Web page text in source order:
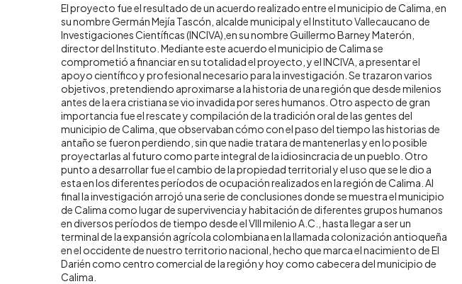
El proyecto fue el resultado de un acuerdo realizado entre el municipio de Calima, en
su nombre Germán Mejía Tascón, alcalde municipal y el Instituto Vallecaucano de
Investigaciones Científicas (INCIVA),en su nombre Guillermo Barney Materón,
director del Instituto. Mediante este acuerdo el municipio de Calima se
comprometió a financiar en su totalidad el proyecto, y el INCIVA, a presentar el
apoyo científico y profesional necesario para la investigación. Se trazaron varios
objetivos, pretendiendo aproximarse a la historia de una región que desde milenios
antes de la era cristiana se vio invadida por seres humanos. Otro aspecto de gran
importancia fue el rescate y compilación de la tradición oral de las gentes del
municipio de Calima, que observaban cómo con el paso del tiempo las historias de
antaño se fueron perdiendo, sin que nadie tratara de mantenerlas y en lo posible
proyectarlas al futuro como parte integral de la idiosincracia de un pueblo. Otro
punto a desarrollar fue el cambio de la propiedad territorial y el uso que se le dio a
esta en los diferentes períodos de ocupación realizados en la región de Calima. Al
final la investigación arrojó una serie de conclusiones donde se muestra el municipio
de Calima como lugar de supervivencia y habitación de diferentes grupos humanos
en diversos períodos de tiempo desde el VIII milenio A.C., hasta llegar a ser un
terminal de la expansión agrícola colombiana en la llamada colonización antioqueña
en el occidente de nuestro territorio nacional, hecho que marca el nacimiento de El
Darién como centro comercial de la región y hoy como cabecera del municipio de
Calima.